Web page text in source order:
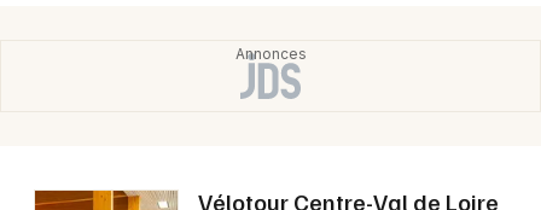
Je m'abonne
Vélotour Centre-Val de Loire